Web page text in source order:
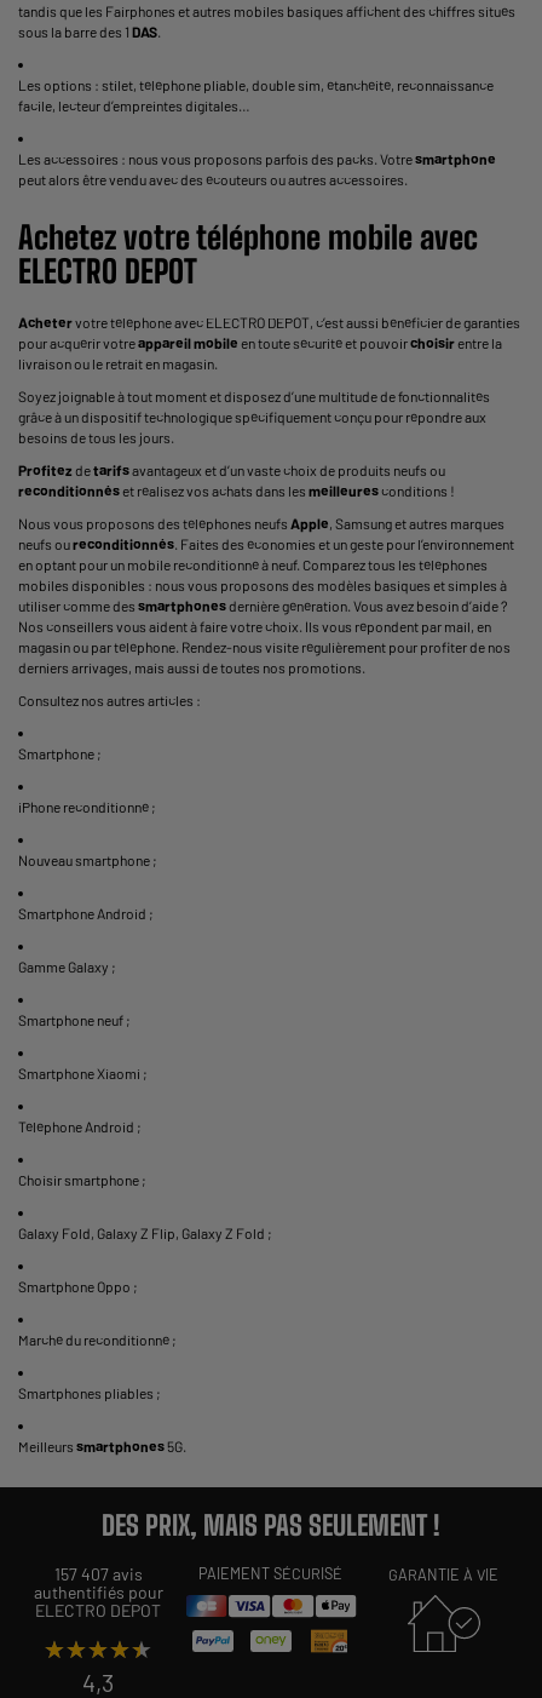
tandis que les Fairphones et autres mobiles basiques affichent des chiffres situés
sous la barre des 1 DAS
Les options : stilet, téléphone pliable, double sim, étanchéité, reconnaissance
facile, lecteur d’empreintes digitales…
Les accessoires : nous vous proposons parfois des packs. Votresmartphone
peut alors être vendu avec des écouteurs ou autres accessoires.
Achetezvotre téléphone mobileavec
ELECTRO DEPOT
Achetervotre téléphone avec ELECTRO DEPOT, c’est aussi bénéficier de garanties
pour acquérir votreappareil mobile en toute sécurité et pouvoirchoisirentre la
livraison ou le retrait en magasin.
Soyez joignable à tout moment et disposez d’une multitude de fonctionnalités
grâce à un dispositif technologique spécifiquement conçu pour répondre aux
besoins de tous les jours.
Profitez detarifsavantageux et d’un vaste choix de produits neufs ou
reconditionnéset réalisez vos achats dans les meilleuresconditions !
Nous vous proposons des téléphones neufs Apple , Samsung et autres marques
neufs oureconditionnés . Faites des économies et un geste pour l’environnement
en optant pour un mobile reconditionné à neuf. Comparez tous les téléphones
mobiles disponibles : nous vous proposons des modèles basiques et simples à
utiliser comme des smartphonesdernière génération. Vous avez besoin d’aide ?
Nos conseillers vous aident à faire votre choix. Ils vous répondent par mail, en
magasin ou par téléphone. Rendez-nous visite régulièrement pour profiter de nos
derniers arrivages, mais aussi de toutes nos promotions.
Consultez nos autres articles :
Smartphone ;
iPhone reconditionné ;
Nouveau smartphone ;
Smartphone Android ;
Gamme Galaxy ;
Smartphone neuf ;
Smartphone Xiaomi ;
Téléphone Android ;
Choisir smartphone ;
Galaxy Fold, Galaxy Z Flip, Galaxy Z Fold ;
Smartphone Oppo ;
Marché du reconditionné ;
Smartphones pliables ;
Meilleurs smartphones5G
DES PRIX, MAIS PAS SEULEMENT !
157 407 avis
authentifiés pour
ELECTRO DEPOT
★★★★★
★★★★★
4,3
PAIEMENT SÉCURISÉ GARANTIE À VIE